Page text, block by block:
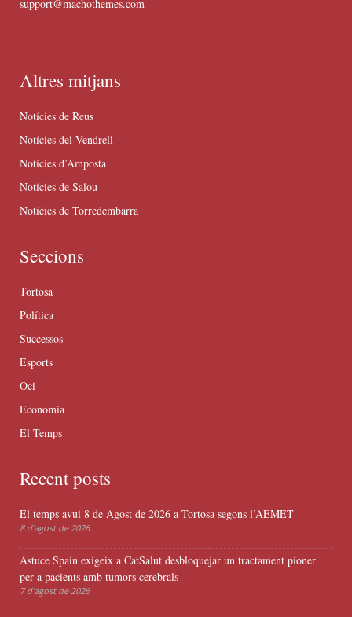
support@machothemes.com
Altres mitjans
Notícies de Reus
Notícies del Vendrell
Notícies d’Amposta
Notícies de Salou
Notícies de Torredembarra
Seccions
Tortosa
Política
Successos
Esports
Oci
Economia
El Temps
Recent posts
El temps avui 8 de Agost de 2026 a Tortosa segons l’AEMET
8 d'agost de 2026
Astuce Spain exigeix a CatSalut desbloquejar un tractament pioner
per a pacients amb tumors cerebrals
7 d'agost de 2026